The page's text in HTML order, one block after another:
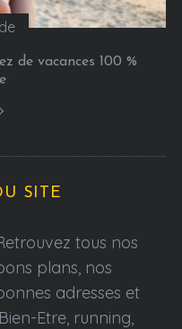
de vacances 100 %
SITE
tous nos
plans, nos
adresses et
Etre, running,